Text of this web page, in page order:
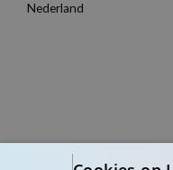
Nederland